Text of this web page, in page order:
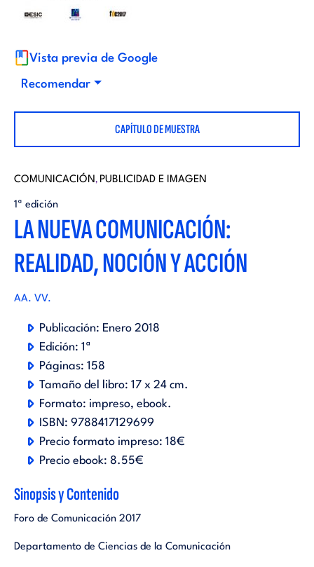
t
o
r
i
a
l
a
Vista previa de Google
Recomendar
CAPÍTULO DE MUESTRA
COMUNICACIÓN, PUBLICIDAD E IMAGEN
1ª edición
LA NUEVA COMUNICACIÓN:
REALIDAD, NOCIÓN Y ACCIÓN
AA. VV.
Publicación: Enero 2018
Edición: 1ª
Páginas: 158
Tamaño del libro: 17 x 24 cm.
Formato: impreso ebook.
ISBN: 9788417129699
Precio formato impreso: 18€
Precio ebook: 8.55€
Sinopsis y Contenido
Foro de Comunicación 2017
Departamento de Ciencias de la Comunicación